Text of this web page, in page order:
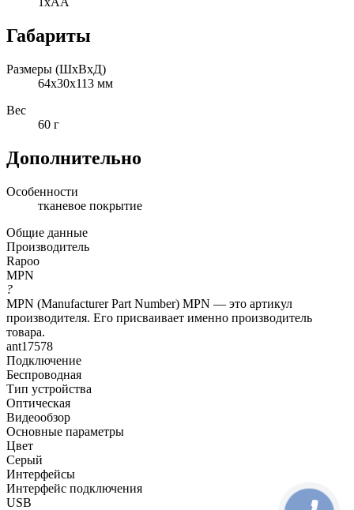
Габариты
Размеры (ШxВxД)
64x30x113 мм
Вес
60 г
Дополнительно
Особенности
тканевое покрытие
Общие данные
Производитель
Rapoo
MPN
?
MPN (Manufacturer Part Number) MPN — это артикул
производителя. Его присваивает именно производитель
товара.
ant17578
Подключение
Беспроводная
Тип устройства
Оптическая
Видеообзор
Основные параметры
Цвет
Серый
Интерфейсы
Интерфейс подключения
USB